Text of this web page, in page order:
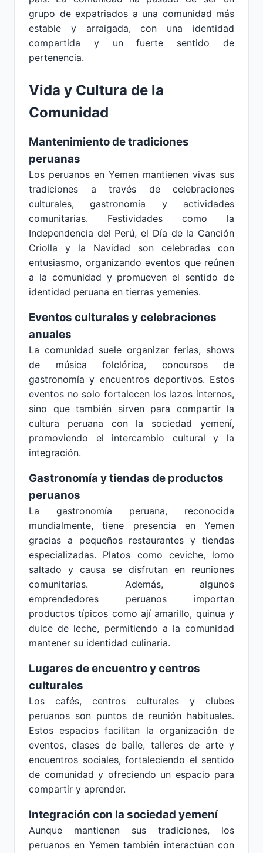
grupo de expatriados a una comunidad más
estable y arraigada, con una identidad
compartida y un fuerte sentido de
pertenencia.
Vida y Cultura de la
Comunidad
Mantenimiento de tradiciones
peruanas
Los peruanos en Yemen mantienen vivas sus
tradiciones a través de celebraciones
culturales, gastronomía y actividades
comunitarias. Festividades como la
Independencia del Perú, el Día de la Canción
Criolla y la Navidad son celebradas con
entusiasmo, organizando eventos que reúnen
a la comunidad y promueven el sentido de
identidad peruana en tierras yemeníes.
Eventos culturales y celebraciones
anuales
La comunidad suele organizar ferias, shows
de música folclórica, concursos de
gastronomía y encuentros deportivos. Estos
eventos no solo fortalecen los lazos internos,
sino que también sirven para compartir la
cultura peruana con la sociedad yemení,
promoviendo el intercambio cultural y la
integración.
Gastronomía y tiendas de productos
peruanos
La gastronomía peruana, reconocida
mundialmente, tiene presencia en Yemen
gracias a pequeños restaurantes y tiendas
especializadas. Platos como ceviche, lomo
saltado y causa se disfrutan en reuniones
comunitarias. Además, algunos
emprendedores peruanos importan
productos típicos como ají amarillo, quinua y
dulce de leche, permitiendo a la comunidad
mantener su identidad culinaria.
Lugares de encuentro y centros
culturales
Los cafés, centros culturales y clubes
peruanos son puntos de reunión habituales.
Estos espacios facilitan la organización de
eventos, clases de baile, talleres de arte y
encuentros sociales, fortaleciendo el sentido
de comunidad y ofreciendo un espacio para
compartir y aprender.
Integración con la sociedad yemení
Aunque mantienen sus tradiciones, los
peruanos en Yemen también interactúan con